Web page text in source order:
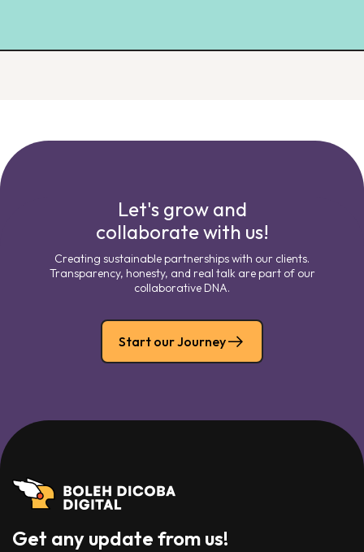
Let's grow and
collaborate with us!
Creating sustainable partnerships with our clients.
Transparency, honesty, and real talk are part of our
collaborative DNA.
Start our Journey
Get any update from us!